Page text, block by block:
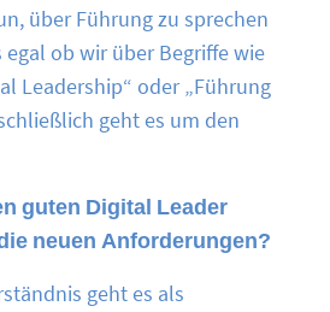
über Führung zu sprechen
ob wir über Begriffe wie
Leadership“ oder „Führung
geht es um den
guten Digital Leader
neuen Anforderungen?
geht es als